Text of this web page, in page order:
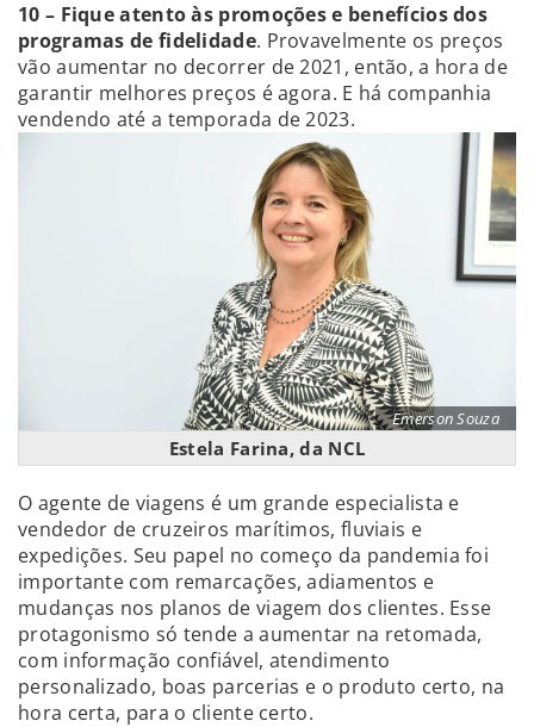
10 – Fique atento às promoções e benefícios dos
programas de fidelidade. Provavelmente os preços
vão aumentar no decorrer de 2021, então, a hora de
garantir melhores preços é agora. E há companhia
vendendo até a temporada de 2023.
Emerson Souza
Estela Farina, da NCL
O agente de viagens é um grande especialista e
vendedor de cruzeiros marítimos, fluviais e
expedições. Seu papel no começo da pandemia foi
importante com remarcações, adiamentos e
mudanças nos planos de viagem dos clientes. Esse
protagonismo só tende a aumentar na retomada,
com informação confiável, atendimento
personalizado, boas parcerias e o produto certo, na
hora certa, para o cliente certo.